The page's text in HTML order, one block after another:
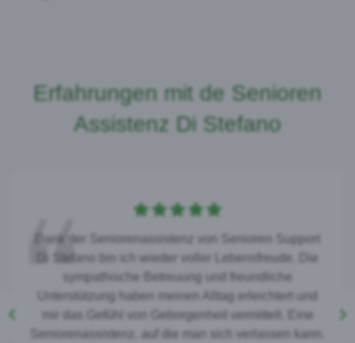
Erfahrungen mit de Senioren
Assistenz Di Stefano
Dank der Seniorenassistenz von Senioren Support
Di Stefano bin ich wieder voller Lebensfreude. Die
sympathische Betreuung und freundliche
Unterstützung haben meinen Alltag erleichtert und
mir das Gefühl von Geborgenheit vermittelt. Eine
Seniorenassistenz, auf die man sich verlassen kann.